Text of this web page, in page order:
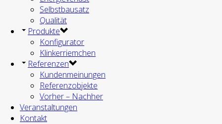
Selbstbausatz
Qualität
Produkte
Konfigurator
Klinkerriemchen
Referenzen
Kundenmeinungen
Referenzobjekte
Vorher – Nachher
Veranstaltungen
Kontakt